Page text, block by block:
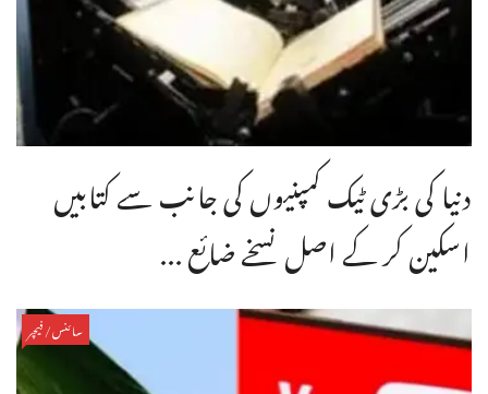
دنیا کی بڑی ٹیک کمپنیوں کی جانب سے کتابیں
اسکین کر کے اصل نسخے ضائع ...
سائنس/فیچر